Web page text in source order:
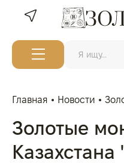
Главная Новости
Золотые